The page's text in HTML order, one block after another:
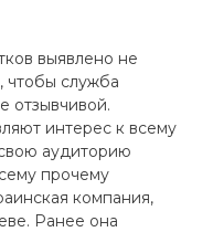
выявлено не
чтобы служба
отзывчивой.
интерес к всему
аудиторию
прочему
компания,
Ранее она